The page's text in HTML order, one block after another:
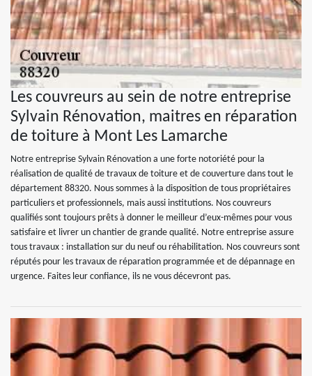
Les couvreurs au sein de notre entreprise
Sylvain Rénovation, maitres en réparation
de toiture à Mont Les Lamarche
Notre entreprise Sylvain Rénovation a une forte notoriété pour la
réalisation de qualité de travaux de toiture et de couverture dans tout le
département 88320. Nous sommes à la disposition de tous propriétaires
particuliers et professionnels, mais aussi institutions. Nos couvreurs
qualifiés sont toujours prêts à donner le meilleur d’eux-mêmes pour vous
satisfaire et livrer un chantier de grande qualité. Notre entreprise assure
tous travaux : installation sur du neuf ou réhabilitation. Nos couvreurs sont
réputés pour les travaux de réparation programmée et de dépannage en
urgence. Faites leur confiance, ils ne vous décevront pas.